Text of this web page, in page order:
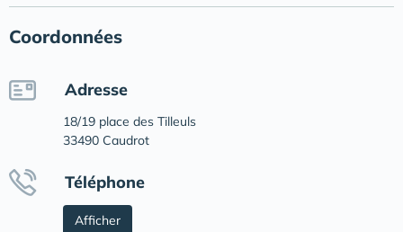
Coordonnées
Adresse
18/19 place des Tilleuls
33490 Caudrot
Téléphone
Afficher